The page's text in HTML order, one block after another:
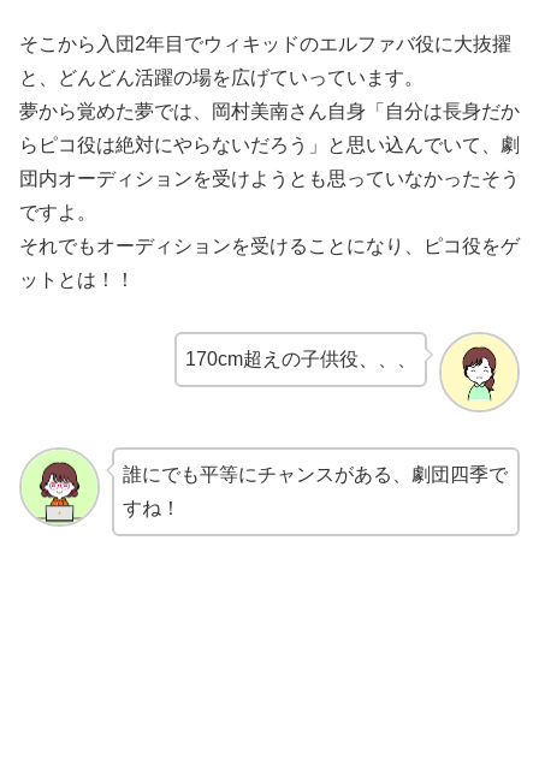
そこから入団2年目でウィキッドのエルファバ役に大抜擢
と、どんどん活躍の場を広げていっています。
夢から覚めた夢では、岡村美南さん自身「自分は長身だか
らピコ役は絶対にやらないだろう」と思い込んでいて、劇
団内オーディションを受けようとも思っていなかったそう
ですよ。
それでもオーディションを受けることになり、ピコ役をゲ
ットとは！！
170cm超えの子供役、、、
誰にでも平等にチャンスがある、劇団四季で
すね！